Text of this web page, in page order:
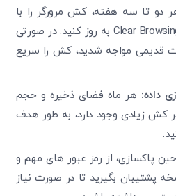
دو تا سه هفته، کش مرورگر را با
استفاده از گزینه Clear Browsing Data به‌ روز کنید. در صورتی
قدیمی مواجه شدید، کش را سریع
داده: هر ماه فضای ذخیره و حجم
کش زیادی وجود دارد، به‌ طور هدف
پاکسازی، از رمز عبور های مهم و
پشتیبان بگیرید تا در صورت نیاز